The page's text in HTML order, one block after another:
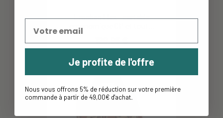
Ergobag Flex - cartable
ergonomique CP et tout...
129,95 €
Je profite de l'offre
Nous vous offrons 5% de réduction sur votre première
commande à partir de 49,00€ d'achat.